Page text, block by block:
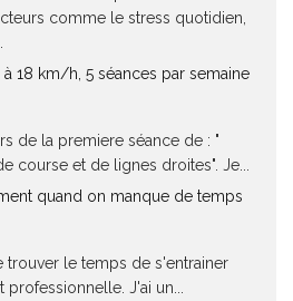
comme le stress quotidien,
à 18 km/h, 5 séances par semaine
de la premiere séance de : "
course et de lignes droites". Je...
quand on manque de temps
trouver le temps de s'entrainer
J'ai un...